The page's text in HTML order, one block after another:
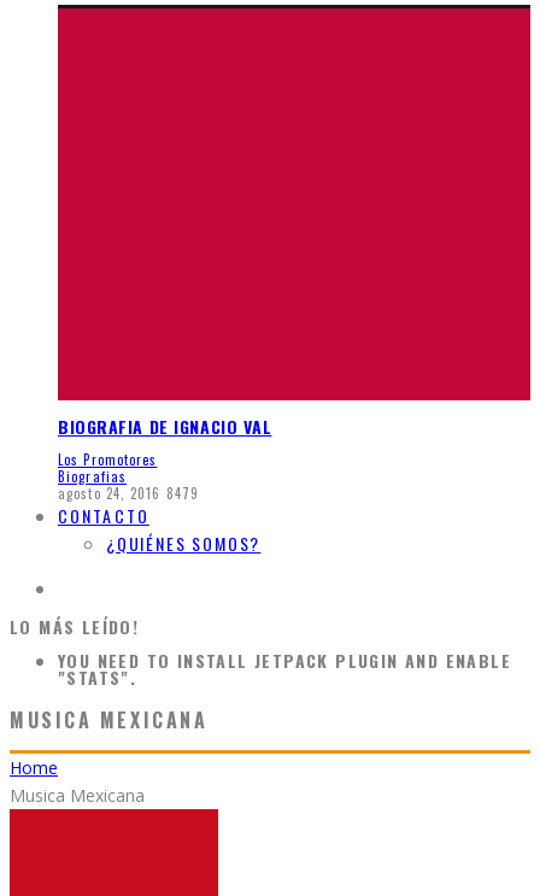
BIOGRAFIA DE IGNACIO VAL
Los Promotores
Biografias
agosto 24, 2016 8479
CONTACTO
¿QUIÉNES SOMOS?
LO MÁS LEÍDO!
YOU NEED TO INSTALL JETPACK PLUGIN AND ENABLE
"STATS".
MUSICA MEXICANA
Home
Musica Mexicana